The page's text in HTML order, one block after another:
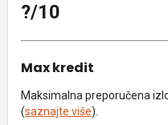
?/10
Max kredit
Maksimalna preporučena
(saznajte više).